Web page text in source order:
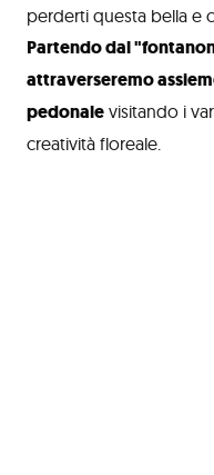
perderti questa bella e
Partendo dal
attraverseremo
pedonale visitando i
creatività floreale.